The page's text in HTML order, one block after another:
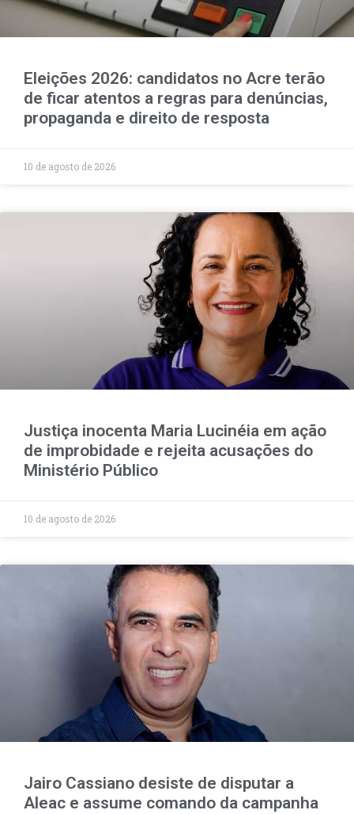
Eleições 2026: candidatos no Acre terão
de ficar atentos a regras para denúncias,
propaganda e direito de resposta
10 de agosto de 2026
Justiça inocenta Maria Lucinéia em ação
de improbidade e rejeita acusações do
Ministério Público
10 de agosto de 2026
Jairo Cassiano desiste de disputar a
Aleac e assume comando da campanha